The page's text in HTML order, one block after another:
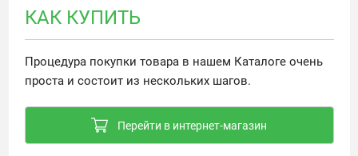
КАК КУПИТЬ
Процедура покупки товара в нашем Каталоге очень
проста и состоит из нескольких шагов.
Перейти в интернет-магазин